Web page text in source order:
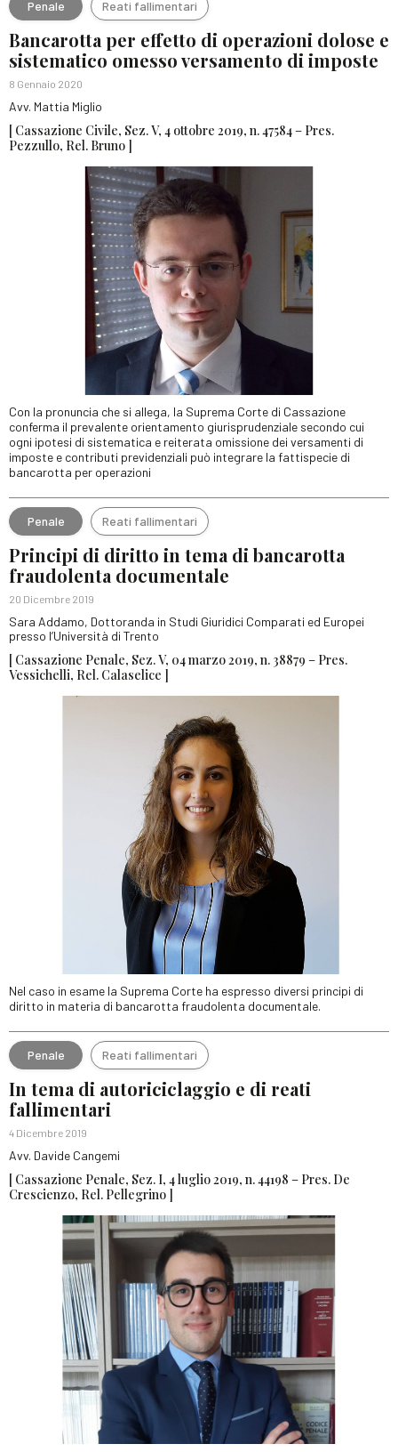
Penale Reati fallimentari
Bancarotta per effetto di operazioni dolose e
sistematico omesso versamento di imposte
8 Gennaio 2020
Avv. Mattia Miglio
[ Cassazione Civile, Sez. V, 4 ottobre 2019, n. 47584 – Pres.
Pezzullo, Rel. Bruno ]
Con la pronuncia che si allega, la Suprema Corte di Cassazione
conferma il prevalente orientamento giurisprudenziale secondo cui
ogni ipotesi di sistematica e reiterata omissione dei versamenti di
imposte e contributi previdenziali può integrare la fattispecie di
bancarotta per operazioni
Penale Reati fallimentari
Principi di diritto in tema di bancarotta
fraudolenta documentale
20 Dicembre 2019
Sara Addamo, Dottoranda in Studi Giuridici Comparati ed Europei
presso l’Università di Trento
[ Cassazione Penale, Sez. V, 04 marzo 2019, n. 38879 – Pres.
Vessichelli, Rel. Calaselice ]
Nel caso in esame la Suprema Corte ha espresso diversi principi di
diritto in materia di bancarotta fraudolenta documentale.
Penale Reati fallimentari
In tema di autoriciclaggio e di reati
fallimentari
4 Dicembre 2019
Avv. Davide Cangemi
[ Cassazione Penale, Sez. I, 4 luglio 2019, n. 44198 – Pres. De
Crescienzo, Rel. Pellegrino ]